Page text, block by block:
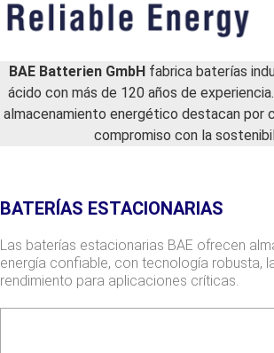
BAE Batterien GmbHfabrica baterías
ácido con más de 120 años de
almacenamiento energético destacan por
compromiso con la
BATERÍAS ESTACIONARIAS
Las baterías estacionarias BAE ofrecen
energía confiable, con tecnología robusta,
rendimiento para aplicaciones críticas.